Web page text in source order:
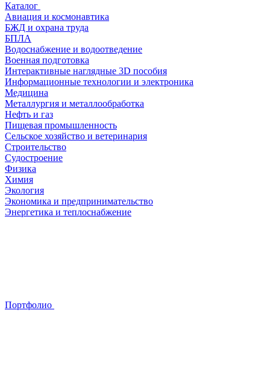
Каталог
Авиация и космонавтика
БЖД и охрана труда
БПЛА
Водоснабжение и водоотведение
Военная подготовка
Интерактивные наглядные 3D пособия
Информационные технологии и электроника
Медицина
Металлургия и металлообработка
Нефть и газ
Пищевая промышленность
Сельское хозяйство и ветеринария
Строительство
Судостроение
Физика
Химия
Экология
Экономика и предпринимательство
Энергетика и теплоснабжение
Портфолио